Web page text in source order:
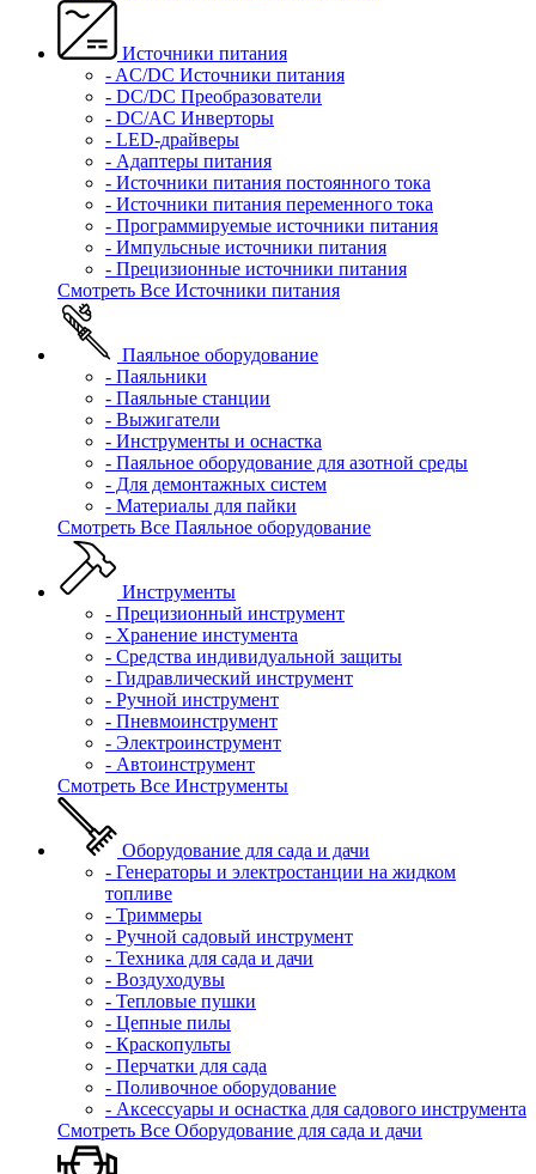
Источники питания
- AC/DC Источники питания
- DC/DC Преобразователи
- DC/AC Инверторы
- LED-драйверы
- Адаптеры питания
- Источники питания постоянного тока
- Источники питания переменного тока
- Программируемые источники питания
- Импульсные источники питания
- Прецизионные источники питания
Смотреть Все Источники питания
Паяльное оборудование
- Паяльники
- Паяльные станции
- Выжигатели
- Инструменты и оснастка
- Паяльное оборудование для азотной среды
- Для демонтажных систем
- Материалы для пайки
Смотреть Все Паяльное оборудование
Инструменты
- Прецизионный инструмент
- Хранение инстумента
- Средства индивидуальной защиты
- Гидравлический инструмент
- Ручной инструмент
- Пневмоинструмент
- Электроинструмент
- Автоинструмент
Смотреть Все Инструменты
Оборудование для сада и дачи
- Генераторы и электростанции на жидком
топливе
- Триммеры
- Ручной садовый инструмент
- Техника для сада и дачи
- Воздуходувы
- Тепловые пушки
- Цепные пилы
- Краскопульты
- Перчатки для сада
- Поливочное оборудование
- Аксессуары и оснастка для садового инструмента
Смотреть Все Оборудование для сада и дачи